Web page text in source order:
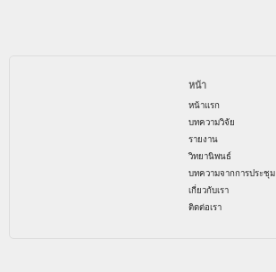
หน้า
หน้าแรก
บทความวิจัย
รายงาน
วิทยานิพนธ์
บทความจากการประชุม
เกี่ยวกับเรา
ติดต่อเรา